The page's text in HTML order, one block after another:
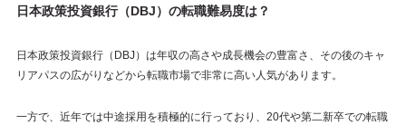
日本政策投資銀行（DBJ）の転職難易度は？
日本政策投資銀行（DBJ）は年収の高さや成長機会の豊富さ、その後のキャ
リアパスの広がりなどから転職市場で非常に高い人気があります。
一方で、近年では中途採用を積極的に行っており、20代や第二新卒での転職